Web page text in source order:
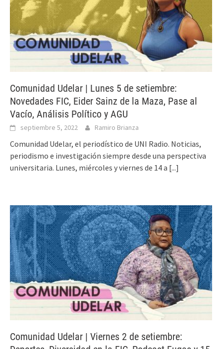
Comunidad Udelar | Lunes 5 de setiembre:
Novedades FIC, Eider Sainz de la Maza, Pase al
Vacío, Análisis Político y AGU
septiembre 5, 2022 Ramiro Brianza
Comunidad Udelar, el periodístico de UNI Radio. Noticias,
periodismo e investigación siempre desde una perspectiva
universitaria. Lunes, miércoles y viernes de 14 a [...]
Comunidad Udelar | Viernes 2 de setiembre: